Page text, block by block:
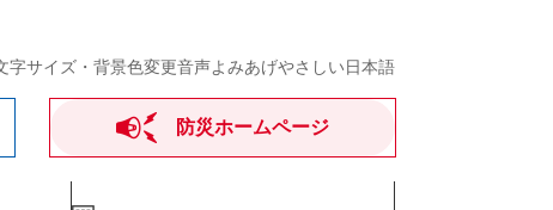
字サイズ・背景色変更音声よみあげやさしい日本語
防災ホームページ